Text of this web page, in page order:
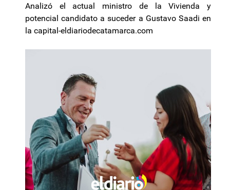
Analizó el actual ministro de la Vivienda y
potencial candidato a suceder a Gustavo Saadi en
la capital-eldiariodecatamarca.com